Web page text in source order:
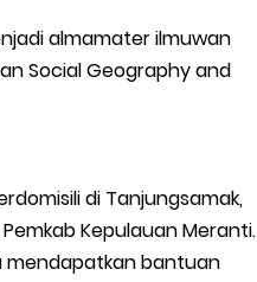
almamater ilmuwan
Social Geography and
di Tanjungsamak,
Kepulauan Meranti.
mendapatkan bantuan